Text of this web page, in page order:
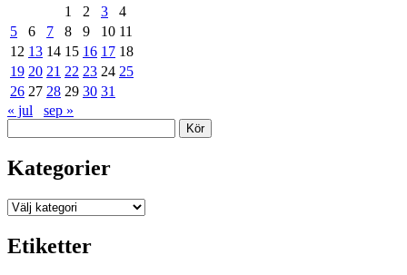
1
2 3
4
5
6 7 8 9 10 11
12 13 14 15 16 17 18
19 20 21 22 23 24 25
26 27 28 29 30 31
« jul
sep »
Kategorier
Kategorier
Etiketter